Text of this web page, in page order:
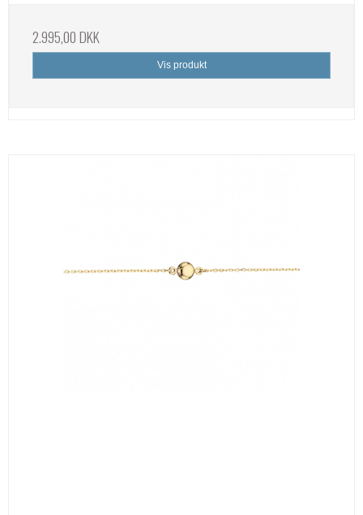
2.995,00 DKK
Vis produkt